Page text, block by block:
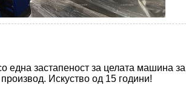
една застапеност за целата машина
Искуство од 15 години!